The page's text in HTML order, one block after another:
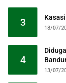
3 18/07/
4
13/07/